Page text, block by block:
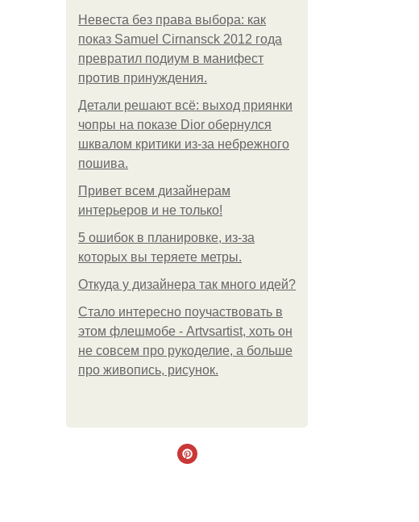
Невеста без права выбора: как
показ Samuel Cirnansck 2012 года
превратил подиум в манифест
против принуждения.
Детали решают всё: выход приянки
чопры на показе Dior обернулся
шквалом критики из-за небрежного
пошива.
Привет всем дизайнерам
интерьеров и не только!
5 ошибок в планировке, из-за
которых вы теряете метры.
Откуда у дизайнера так много идей?
Стало интересно поучаствовать в
этом флешмобе - Artvsartist, хоть он
не совсем про рукоделие, а больше
про живопись, рисунок.